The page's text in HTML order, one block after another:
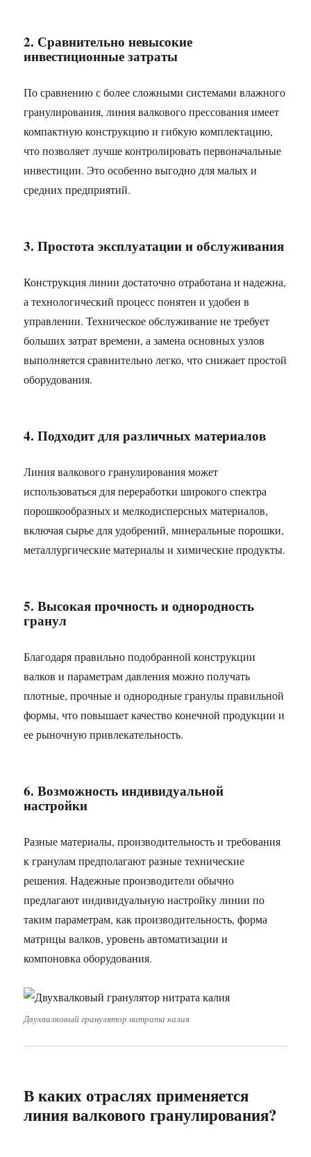
2. Сравнительно невысокие
инвестиционные затраты
По сравнению с более сложными системами влажного
гранулирования, линия валкового прессования имеет
компактную конструкцию и гибкую комплектацию,
что позволяет лучше контролировать первоначальные
инвестиции. Это особенно выгодно для малых и
средних предприятий.
3. Простота эксплуатации и обслуживания
Конструкция линии достаточно отработана и надежна,
а технологический процесс понятен и удобен в
управлении. Техническое обслуживание не требует
больших затрат времени, а замена основных узлов
выполняется сравнительно легко, что снижает простой
оборудования.
4. Подходит для различных материалов
Линия валкового гранулирования может
использоваться для переработки широкого спектра
порошкообразных и мелкодисперсных материалов,
включая сырье для удобрений, минеральные порошки,
металлургические материалы и химические продукты.
5. Высокая прочность и однородность
гранул
Благодаря правильно подобранной конструкции
валков и параметрам давления можно получать
плотные, прочные и однородные гранулы правильной
формы, что повышает качество конечной продукции и
ее рыночную привлекательность.
6. Возможность индивидуальной
настройки
Разные материалы, производительность и требования
к гранулам предполагают разные технические
решения. Надежные производители обычно
предлагают индивидуальную настройку линии по
таким параметрам, как производительность, форма
матрицы валков, уровень автоматизации и
компоновка оборудования.
Двухвалковый гранулятор нитрата калия
В каких отраслях применяется
линия валкового гранулирования?